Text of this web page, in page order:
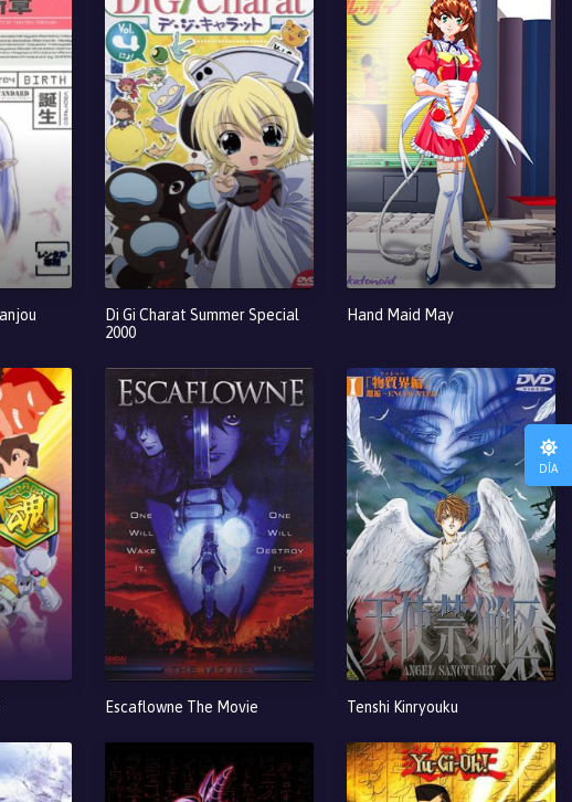
Di Gi Charat Summer Special
2000
Hand Maid May
Escaflowne The Movie Tenshi Kinryouku
DÍA